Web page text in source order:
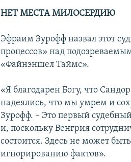
НЕТ МЕСТА МИЛОСЕРДИЮ
Эфраим Зурофф назвал этот
процессов» над
«Файнэншел Таймс».
«Я благодарен Богу, что
надеялись, что мы умрем и
Зурофф. – Это первый
и, поскольку Венгрия
состоится. Здесь не может
игнорированию фактов».